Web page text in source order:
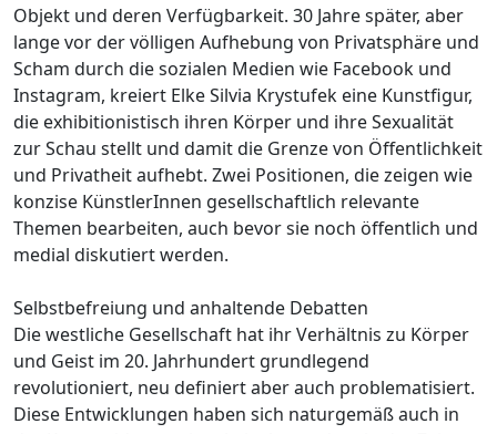
Objekt und deren Verfügbarkeit. 30 Jahre später, aber
lange vor der völligen Aufhebung von Privatsphäre und
Scham durch die sozialen Medien wie Facebook und
Instagram, kreiert Elke Silvia Krystufek eine Kunstfigur,
die exhibitionistisch ihren Körper und ihre Sexualität
zur Schau stellt und damit die Grenze von Öffentlichkeit
und Privatheit aufhebt. Zwei Positionen, die zeigen wie
konzise KünstlerInnen gesellschaftlich relevante
Themen bearbeiten, auch bevor sie noch öffentlich und
medial diskutiert werden.
Selbstbefreiung und anhaltende Debatten
Die westliche Gesellschaft hat ihr Verhältnis zu Körper
und Geist im 20. Jahrhundert grundlegend
revolutioniert, neu definiert aber auch problematisiert.
Diese Entwicklungen haben sich naturgemäß auch in